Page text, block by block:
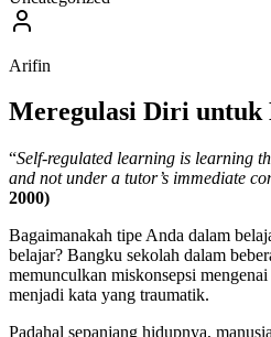
Arifin
Meregulasi Diri untuk
“Self-regulated learning is learning
and not under a tutor’s immediate
2000)
Bagaimanakah tipe Anda dalam
belajar? Bangku sekolah dalam
memunculkan miskonsepsi
menjadi kata yang traumatik.
Padahal sepanjang hidupnya,